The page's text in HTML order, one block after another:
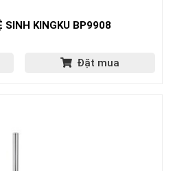
SINH KINGKU BP9908
Đặt mua